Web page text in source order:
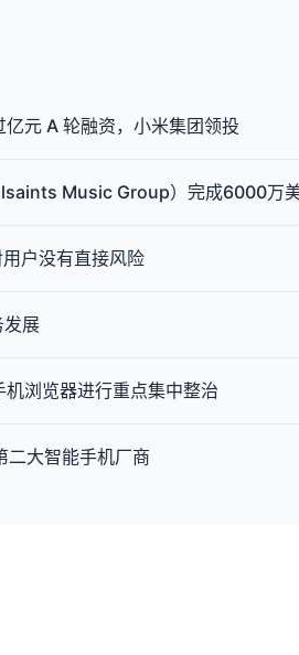
元 A 轮融资，小米集团领投
Music Group）完成6000万
户没有直接风险
发展
浏览器进行重点集中整治
二大智能手机厂商